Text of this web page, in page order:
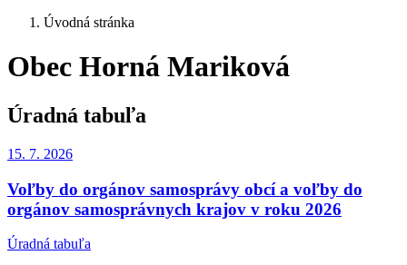
Úvodná stránka
Obec Horná Mariková
Úradná tabuľa
15. 7. 2026
Voľby do orgánov samosprávy obcí a voľby do
orgánov samosprávnych krajov v roku 2026
Úradná tabuľa